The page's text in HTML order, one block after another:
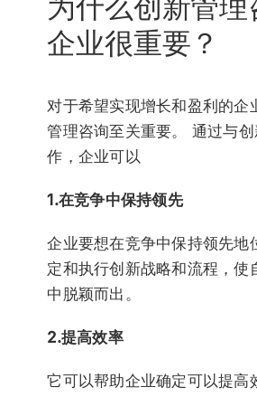
企业很重要？
对于希望实现增长和盈利的企
管理咨询至关重要。 通过与
作，企业可以
1.在竞争中保持领先
企业要想在竞争中保持领先地
定和执行创新战略和流程，使
中脱颖而出。
2.提高效率
它可以帮助企业确定可以提高